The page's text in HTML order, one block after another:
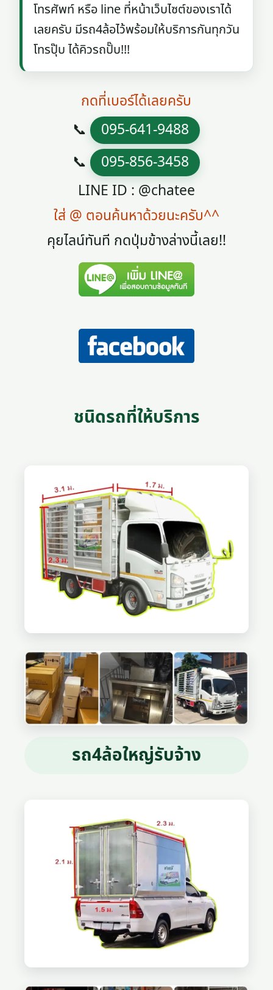
โทรศัพท์ หรือ line ที่หน้าเว็บไซต์ของเราได้
เลยครับ มีรถ4ล้อไว้พร้อมให้บริการกันทุกวัน
โทรปุ๊บ ได้คิวรถปั๊บ!!!
กดที่เบอร์ได้เลยครับ
📞 095-641-9488
📞 095-856-3458
LINE ID : @chatee
ใส่ @ ตอนค้นหาด้วยนะครับ^^
คุยไลน์ทันที กดปุ่มข้างล่างนี้เลย!!
ชนิดรถที่ให้บริการ
รถ4ล้อใหญ่รับจ้าง